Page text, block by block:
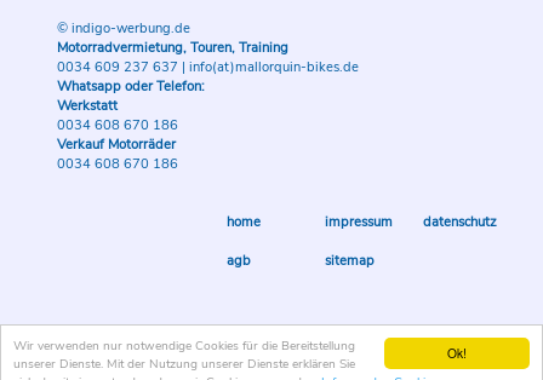
Ok!
Wir verwenden nur notwendige Cookies für die Bereitstellung
unserer Dienste. Mit der Nutzung unserer Dienste erklären Sie
© indigo-werbung.de
Motorradvermietung, Touren, Training
0034 609 237 637 | info(at)mallorquin-bikes.de
Whatsapp oder Telefon:
Werkstatt
0034 608 670 186
Verkauf Motorräder
0034 608 670 186
home impressum datenschutz
agb sitemap